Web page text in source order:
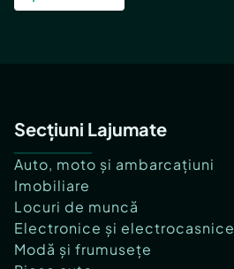
Secțiuni Lajumate
Auto, moto și ambarcațiuni
Imobiliare
Locuri de muncă
Electronice și electrocasnice
Modă și frumusețe